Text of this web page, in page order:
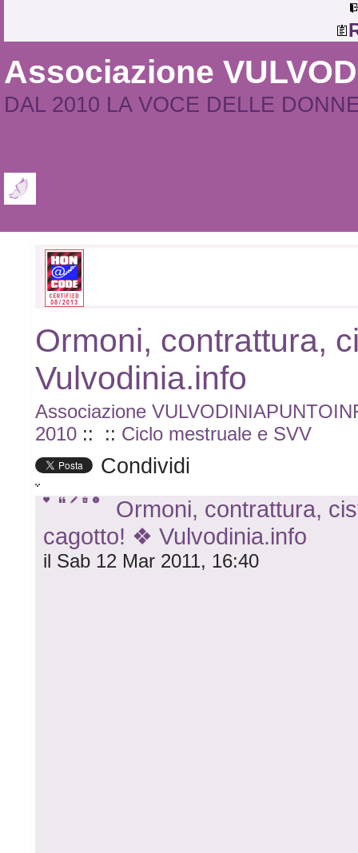
Associazione
DAL 2010 LA VOCE DELLE
Ormoni, contrattura,
Vulvodinia.info
Associazione
2010 :: :: Ciclo mestruale e SVV
Condividi
Ormoni, contrattura,
cagotto! ❖ Vulvodinia.info
il Sab 12 Mar 2011, 16:40